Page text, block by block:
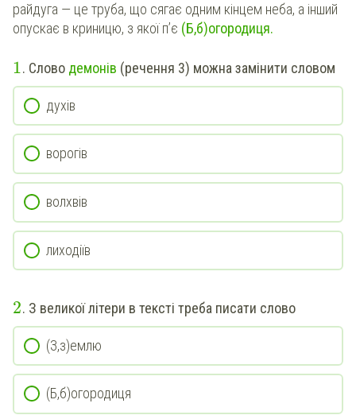
райдуга — це труба, що сягає одним кінцем неба, а інший
опускає в криницю, з якої п’є (Б,б)огородиця.
1. Слово демонів (речення 3) можна замінити словом
духів
ворогів
волхвів
лиходіїв
2. З великої літери в тексті треба писати слово
(З,з)емлю
(Б,б)огородиця